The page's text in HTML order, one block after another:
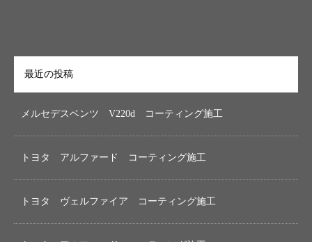
最近の投稿
メルセデスベンツ V220d コーティング施工
トヨタ アルファード コーティング施工
トヨタ ヴェルファイア コーティング施工